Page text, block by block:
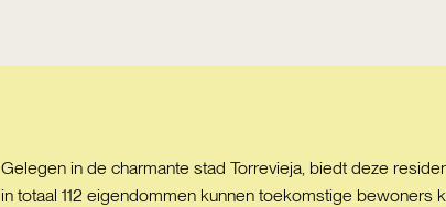
Gelegen in de charmante stad Torrevieja, biedt deze
in totaal 112 eigendommen kunnen toekomstige